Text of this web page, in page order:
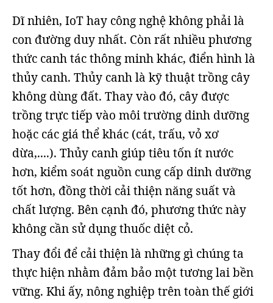
Dĩ nhiên, IoT hay công nghệ không phải là
con đường duy nhất. Còn rất nhiều phương
thức canh tác thông minh khác, điển hình là
thủy canh. Thủy canh là kỹ thuật trồng cây
không dùng đất. Thay vào đó, cây được
trồng trực tiếp vào môi trường dinh dưỡng
hoặc các giá thể khác (cát, trấu, vỏ xơ
dừa,....). Thủy canh giúp tiêu tốn ít nước
hơn, kiểm soát nguồn cung cấp dinh dưỡng
tốt hơn, đồng thời cải thiện năng suất và
chất lượng. Bên cạnh đó, phương thức này
không cần sử dụng thuốc diệt cỏ.
Thay đổi để cải thiện là những gì chúng ta
thực hiện nhằm đảm bảo một tương lai bền
vững. Khi ấy, nông nghiệp trên toàn thế giới